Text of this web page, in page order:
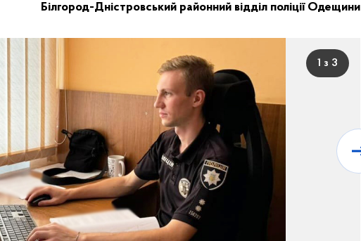
Білгород-Дністровський районний відділ поліції Одещини
1 з 3